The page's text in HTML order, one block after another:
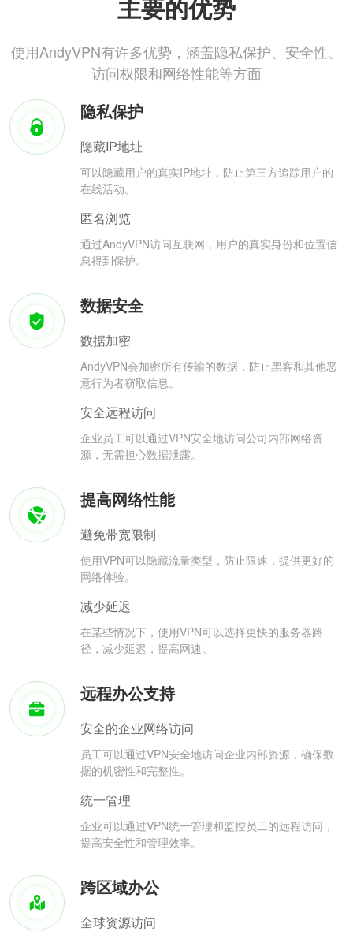
主要的优势
使用AndyVPN有许多优势，涵盖隐私保护、安全性、
访问权限和网络性能等方面
隐私保护
隐藏IP地址
可以隐藏用户的真实IP地址，防止第三方追踪用户的
在线活动。
匿名浏览
通过AndyVPN访问互联网，用户的真实身份和位置信
息得到保护。
数据安全
数据加密
AndyVPN会加密所有传输的数据，防止黑客和其他恶
意行为者窃取信息。
安全远程访问
企业员工可以通过VPN安全地访问公司内部网络资
源，无需担心数据泄露。
提高网络性能
避免带宽限制
使用VPN可以隐藏流量类型，防止限速，提供更好的
网络体验。
减少延迟
在某些情况下，使用VPN可以选择更快的服务器路
径，减少延迟，提高网速。
远程办公支持
安全的企业网络访问
员工可以通过VPN安全地访问企业内部资源，确保数
据的机密性和完整性。
统一管理
企业可以通过VPN统一管理和监控员工的远程访问，
提高安全性和管理效率。
跨区域办公
全球资源访问